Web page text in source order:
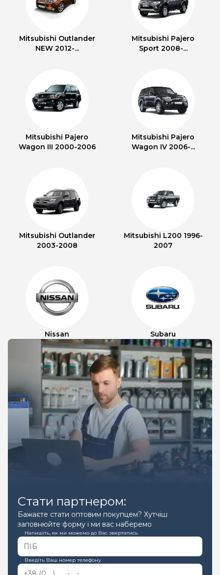
Mitsubishi Outlander
NEW 2012-...
Mitsubishi Pajero
Sport 2008-...
Mitsubishi Pajero
Wagon III 2000-2006
Mitsubishi Pajero
Wagon IV 2006-...
Mitsubishi Outlander
2003-2008
Mitsubishi L200 1996-
2007
Nissan Subaru
Стати партнером:
Бажаєте стати оптовим покупцем? Хутчіш
заповнюйте форму і ми вас наберемо
Напишіть, як ми можемо до Вас звертатись
Введіть Ваш номер телефону